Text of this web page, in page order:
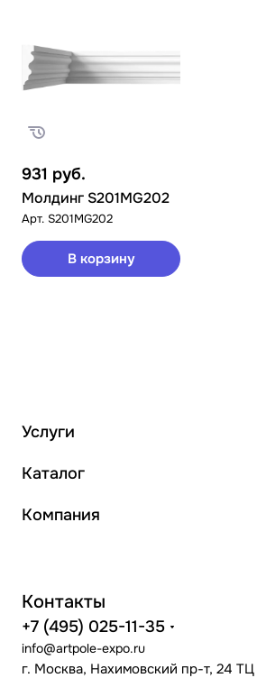
931 руб.
Молдинг S201MG202
Арт. S201MG202
В корзину
Услуги
Каталог
Компания
Контакты
+7 (495) 025-11-35
info@artpole-expo.ru
г. Москва, Нахимовский пр-т, 24